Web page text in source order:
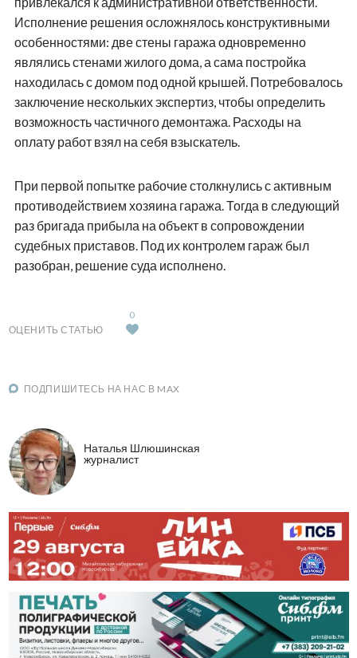
Исполнение решения осложнялось конструктивными
особенностями: две стены гаража одновременно
являлись стенами жилого дома, а сама постройка
находилась с домом под одной крышей. Потребовалось
заключение нескольких экспертиз, чтобы определить
возможность частичного демонтажа. Расходы на
оплату работ взял на себя взыскатель.
При первой попытке рабочие столкнулись с активным
противодействием хозяина гаража. Тогда в следующий
раз бригада прибыла на объект в сопровождении
судебных приставов. Под их контролем гараж был
разобран, решение суда исполнено.
ОЦЕНИТЬ СТАТЬЮ
0
ПОДПИШИТЕСЬ НА НАС В MAX
Наталья Шлюшинская
журналист